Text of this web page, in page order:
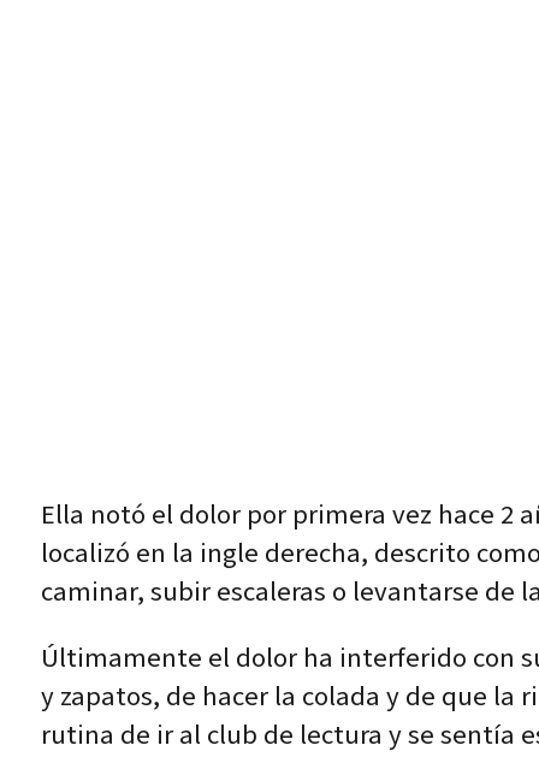
Ella notó el dolor por primera vez hace 2
localizó en la ingle derecha, descrito
caminar, subir escaleras o levantarse de
Últimamente el dolor ha interferido con
y zapatos, de hacer la colada y de que
rutina de ir al club de lectura y se sentía